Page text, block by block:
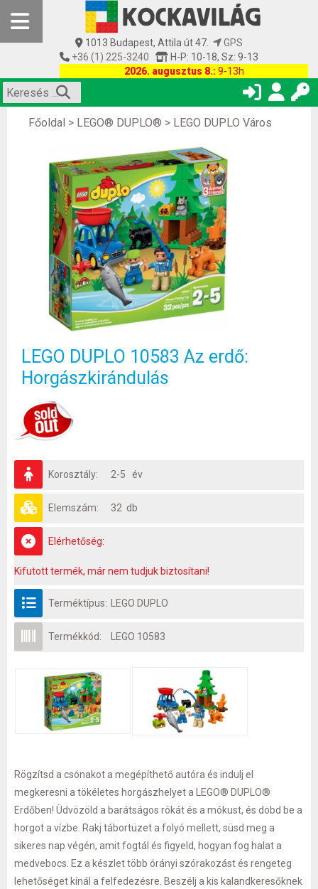
1013 Budapest, Attila út 47.
GPS
+36 (1) 225-3240
H-P: 10-18, Sz: 9-13
2026. augusztus 8.: 9-13h
Főoldal > LEGO® DUPLO® > LEGO DUPLO Város
LEGO DUPLO 10583 Az erdő:
Horgászkirándulás
Korosztály: 2-5 év
Elemszám: 32 db
Elérhetőség:
Kifutott termék, már nem tudjuk biztosítani!
Terméktípus: LEGO DUPLO
Termékkód: LEGO 10583
Rögzítsd a csónakot a megépíthető autóra és indulj el
megkeresni a tökéletes horgászhelyet a LEGO® DUPLO®
Erdőben! Üdvözöld a barátságos rókát és a mókust, és dobd be a
horgot a vízbe. Rakj tábortüzet a folyó mellett, süsd meg a
sikeres nap végén, amit fogtál és figyeld, hogyan fog halat a
medvebocs. Ez a készlet több órányi szórakozást és rengeteg
lehetőséget kínál a felfedezésre. Beszélj a kis kalandkeresőknek